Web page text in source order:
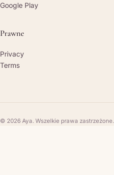
Google Play
Prawne
Privacy
Terms
© 2026 Aya. Wszelkie prawa zastrzeżone.